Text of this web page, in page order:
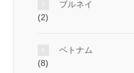
ブルネイ
(2)
ベトナム
(8)